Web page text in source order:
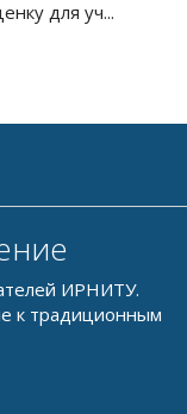
ИРНИТУ.
к традиционным